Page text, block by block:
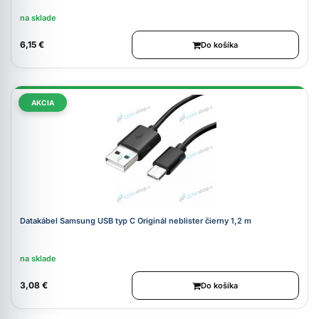
na sklade
6,15 € Do košíka
AKCIA
Datakábel Samsung USB typ C Originál neblister čierny 1,2 m
na sklade
3,08 € Do košíka